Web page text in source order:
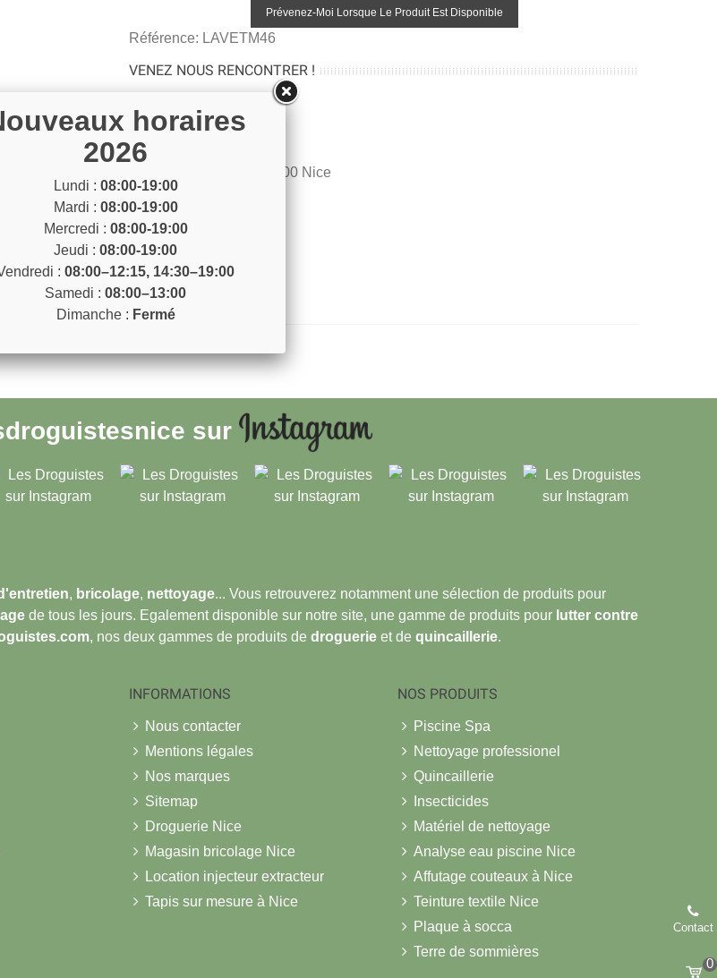
Prévenez-Moi Lorsque Le Produit Est Disponible
Référence: LAVETM46
VENEZ NOUS RENCONTRER !
Contactez-nous
04 93 04 40 40
54 Bd de Riquier 06300 Nice
Voir sur la carte
sur
, bricolage, nettoyage... Vous retrouverez notamment une sélection de produits pour
de tous les jours. Egalement disponible sur notre site, une gamme de produits pour lutter contre
, nos deux gammes de produits de droguerieet de quincaillerie.
INFORMATIONS
Nous contacter
Mentions légales
Nos marques
Sitemap
Droguerie Nice
Magasin bricolage Nice
Location injecteur extracteur
Tapis sur mesure à Nice
NOS PRODUITS
Piscine Spa
Nettoyage professionel
Quincaillerie
Insecticides
Matériel de nettoyage
Analyse eau piscine Nice
Affutage couteaux à Nice
Teinture textile Nice
Plaque à socca
Terre de sommières
Contact
0
horaires
2026
Lundi : 08:00-19:00
Mardi : 08:00-19:00
Mercredi : 08:00-19:00
Jeudi : 08:00-19:00
: 08:00–12:15, 14:30–19:00
Samedi : 08:00–13:00
Dimanche : Fermé